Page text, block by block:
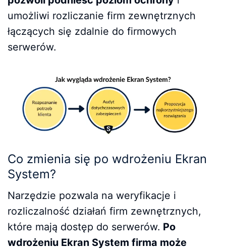
umożliwi rozliczanie firm zewnętrznych
łączących się zdalnie do firmowych
serwerów.
Co zmienia się po wdrożeniu Ekran
System?
Narzędzie pozwala na weryfikacje i
rozliczalność działań firm zewnętrznych,
które mają dostęp do serwerów. Po
wdrożeniu Ekran System firma może